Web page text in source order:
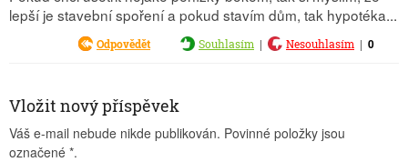
lepší je stavební spoření a pokud stavím dům, tak hypotéka...
Odpovědět Souhlasím | Nesouhlasím | 0
Vložit nový příspěvek
Váš e-mail nebude nikde publikován. Povinné položky jsou
označené *.